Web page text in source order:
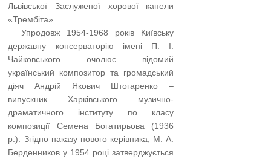
Львівської Заслуженої хорової капели
«Трембіта».
…..Упродовж 1954-1968 років Київську
державну консерваторію імені П. І.
Чайковського очолює відомий
український композитор та громадський
діяч Андрій Якович Штогаренко –
випускник Харків­ського музично-
драматичного інституту по класу
композиції Се­мена Богатирьова (1936
р.). Згідно наказу нового керівника, М. А.
Берденников у 1954 році затверджується